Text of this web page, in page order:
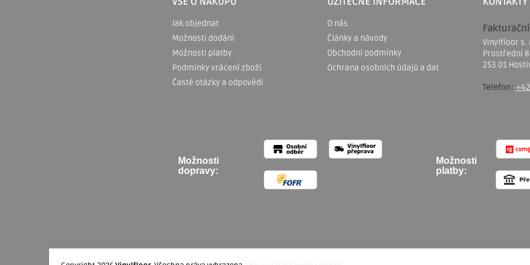
Jak objednat
Možnosti dodání
Možnosti platby
Podmínky vrácení zboží
Časté otázky a odpovědi
O nás
Články a návody
Obchodní podmínky
Ochrana osobních údajů a dat
Vinylfloor s.
Prostřední
253 01
Telefon:
Možnosti
dopravy:
Možnosti
platby: